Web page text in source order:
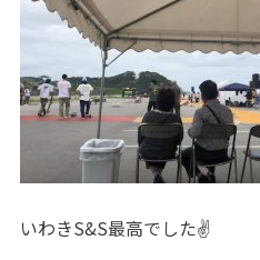
いわきS&S最高でした✌